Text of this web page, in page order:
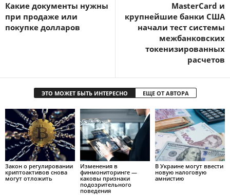
Какие документы нужны
при продаже или
покупке долларов
MasterСard и
крупнейшие банки США
начали тест системы
межбанковских
токенизированных
расчетов
ЭТО МОЖЕТ БЫТЬ ИНТЕРЕСНО ЕЩЕ ОТ АВТОРА
Закон о регулировании
криптоактивов снова
могут отложить
Изменения в
финмониторинге —
каковы признаки
подозрительного
поведения
В Украине могут ввести
новую налоговую
амнистию